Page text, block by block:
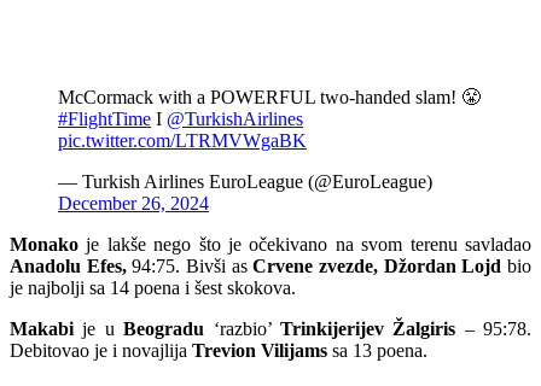
McCormack with a POWERFUL two-handed slam! 😤
#FlightTime I @TurkishAirlines
pic.twitter.com/LTRMVWgaBK
— Turkish Airlines EuroLeague (@EuroLeague)
December 26, 2024
Monako je lakše nego što je očekivano na svom terenu savladao
Anadolu Efes,94:75. Bivši asCrvene zvezde, Džordan Lojd bio
je najbolji sa 14 poena i šest skokova.
Makabi je uBeogradu ‘razbio’ Trinkijerijev Žalgiris – 95:78.
Debitovao je i novajlija Trevion Vilijams sa 13 poena.